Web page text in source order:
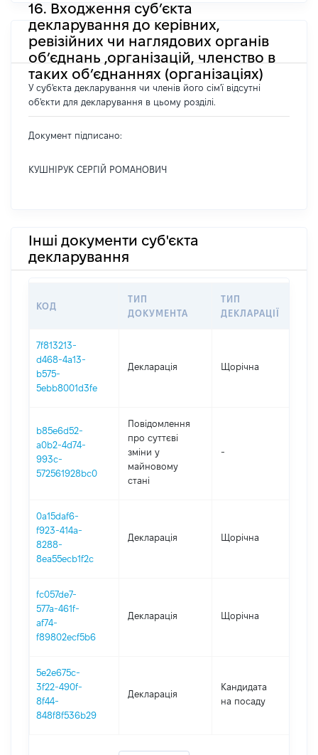
16. Входження суб’єкта
декларування до керівних,
ревізійних чи наглядових органів
об’єднань ,організацій, членство в
таких об’єднаннях (організаціях)
У суб'єкта декларування чи членів його сім'ї відсутні
об'єкти для декларування в цьому розділі.
Документ підписано:
КУШНІРУК СЕРГІЙ РОМАНОВИЧ
Інші документи суб'єкта
декларування
КОД
ТИП
ДОКУМЕНТА
ТИП
ДЕКЛАРАЦІЇ
7f813213-
d468-4a13-
b575-
5ebb8001d3fe
Декларація Щорічна
b85e6d52-
a0b2-4d74-
993c-
572561928bc0
Повідомлення
про суттєві
зміни y
майновому
стані
-
0a15daf6-
f923-414a-
8288-
8ea55ecb1f2c
Декларація Щорічна
fc057de7-
577a-461f-
af74-
f89802ecf5b6
Декларація Щорічна
5e2e675c-
3f22-490f-
8f44-
848f8f536b29
Декларація
Кандидата
на посаду